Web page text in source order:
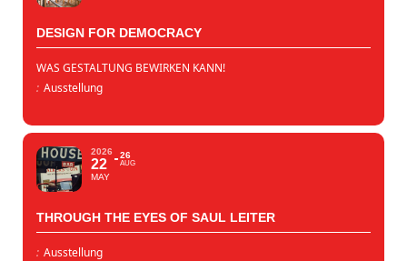
DESIGN FOR DEMOCRACY
WAS GESTALTUNG BEWIRKEN KANN!
: Ausstellung
2026
22
MAY
26
AUG
THROUGH THE EYES OF SAUL LEITER
: Ausstellung